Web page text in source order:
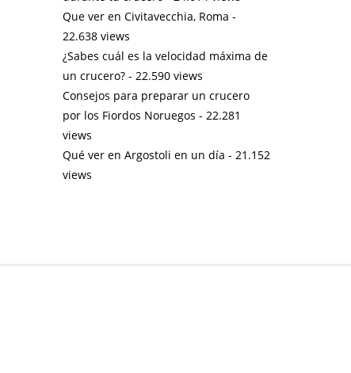
Que ver en Civitavecchia, Roma -
22.638 views
¿Sabes cuál es la velocidad máxima de
un crucero?- 22.590 views
Consejos para preparar un crucero
por los Fiordos Noruegos - 22.281
views
Qué ver en Argostoli en un día - 21.152
views